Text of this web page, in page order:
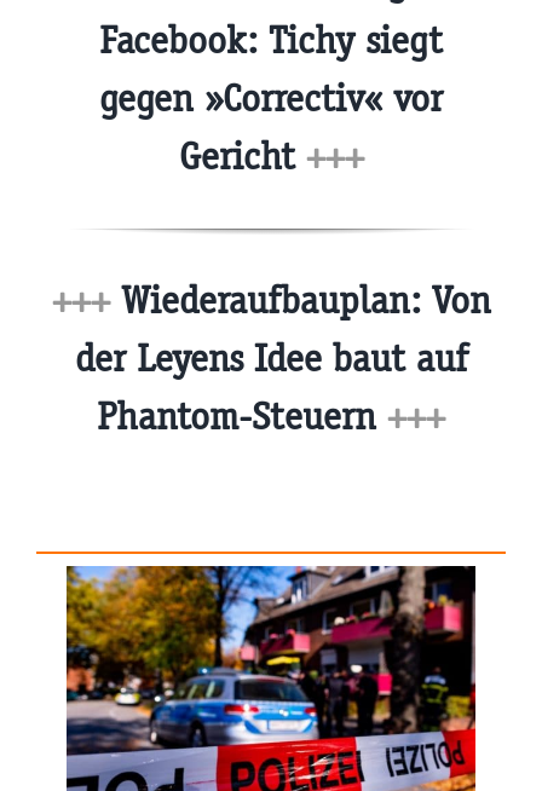
Facebook: Tichy siegt
gegen »Correctiv« vor
Gericht +++
+++Wiederaufbauplan: Von
der Leyens Idee baut auf
Phantom-Steuern +++